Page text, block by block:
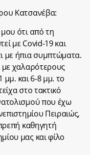
Κατσανέβα:
ότι από τη
με Covid-19 και
με ήπια συμπτώματα.
χαλαρότερους
μμ. και 6-8 μμ. τo
στο τακτικό
που έχω
Πειραιώς,
καθηγητή
μας και φίλο